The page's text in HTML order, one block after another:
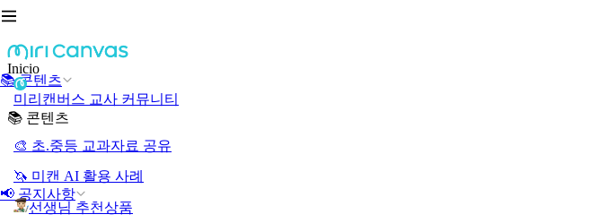
📚 콘텐츠
📢 공지사항
Inicio
미리캔버스 교사 커뮤니티
📚 콘텐츠
🎨 초.중등 교과자료 공유
🦄 미캔 AI 활용 사례
선생님 추천상품